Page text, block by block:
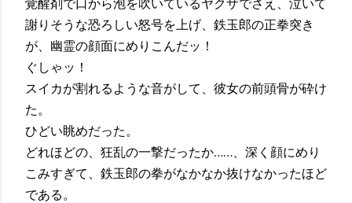
謝りそうな恐ろしい怒号を上げ、鉄玉郎の正拳突き
が、幽霊の顔面にめりこんだッ！
ぐしゃッ！
スイカが割れるような音がして、彼女の前頭骨が砕け
た。
ひどい眺めだった。
どれほどの、狂乱の一撃だったか……、深く顔にめり
こみすぎて、鉄玉郎の拳がなかなか抜けなかったほど
である。